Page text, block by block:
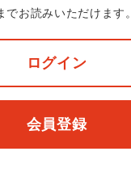
お読みいただけます。
ログイン
会員登録